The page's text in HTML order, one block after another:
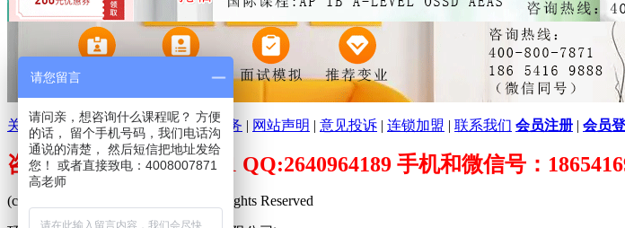
关于环球培训网|分支机构|广告服务 | 网站声明 | 意见投诉 | 连锁加盟 | 联系我们 会员注册 | 会员
咨询电话：400-800-7871 QQ:2640964189 手机和微信号：
(c)2009-2026 www.peixuncn.net All Rights Reserved
请您留言
请问亲，想咨询什么课程呢？ 方便
的话， 留个手机号码，我们电话沟
通说的清楚， 然后短信把地址发给
您！ 或者直接致电：4008007871
高老师